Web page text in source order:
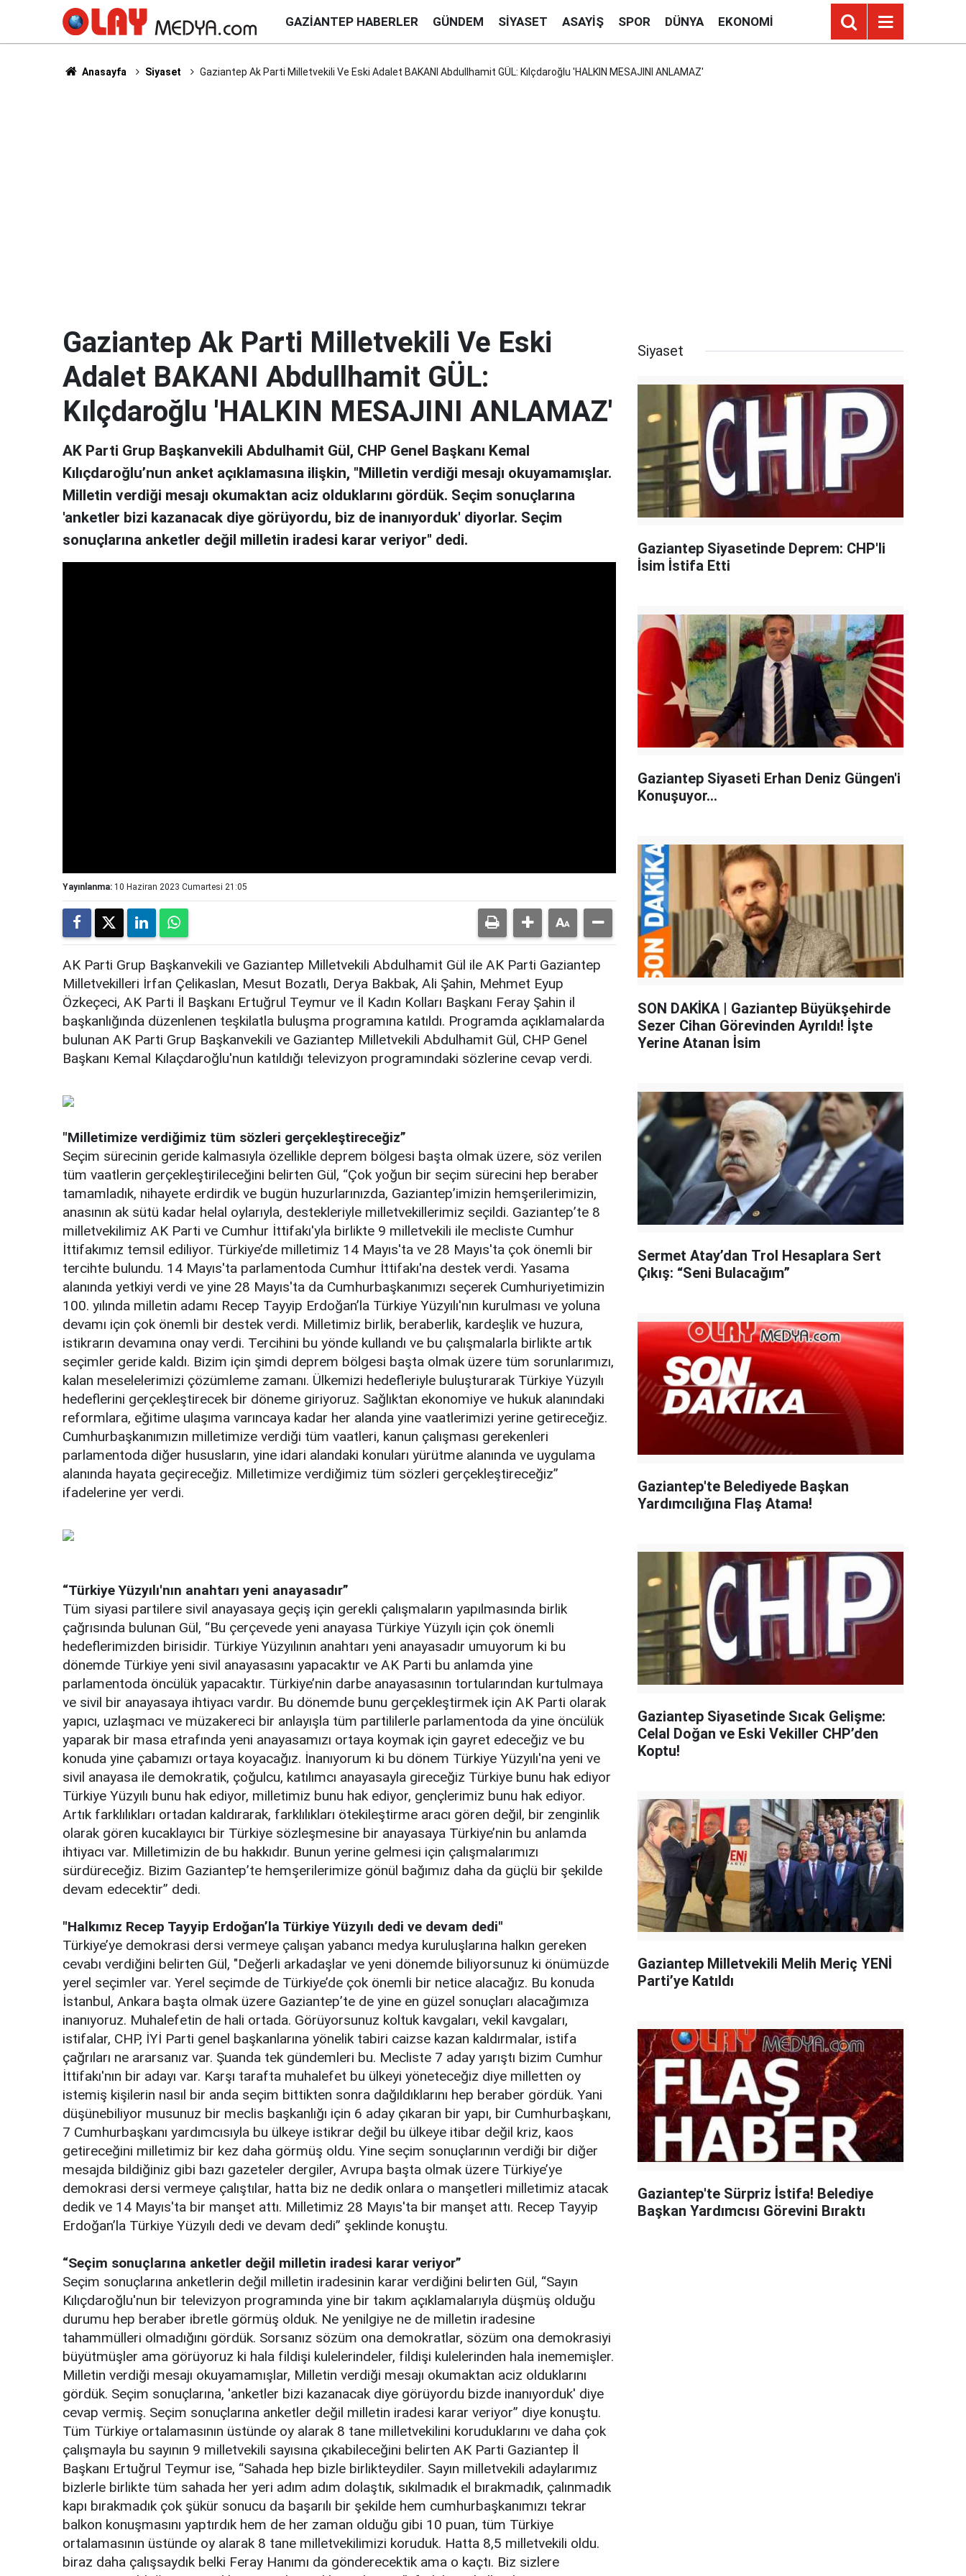
GAZIANTEP HABERLER GÜNDEM SIYASET ASAYIŞ SPOR DÜNYA EKONOMI
Anasayfa Siyaset Gaziantep Ak Parti Milletvekili Ve Eski Adalet BAKANI Abdullhamit GÜL: Kılçdaroğlu 'HALKIN MESAJINI ANLAMAZ'
Gaziantep Ak Parti Milletvekili Ve Eski
Adalet BAKANI Abdullhamit GÜL:
Kılçdaroğlu 'HALKIN MESAJINI ANLAMAZ'
AK Parti Grup Başkanvekili Abdulhamit Gül, CHP Genel Başkanı Kemal
Kılıçdaroğlu’nun anket açıklamasına ilişkin, "Milletin verdiği mesajı okuyamamışlar.
Milletin verdiği mesajı okumaktan aciz olduklarını gördük. Seçim sonuçlarına
'anketler bizi kazanacak diye görüyordu, biz de inanıyorduk' diyorlar. Seçim
sonuçlarına anketler değil milletin iradesi karar veriyor" dedi.
Yayınlanma: 10 Haziran 2023 Cumartesi 21:05
AK Parti Grup Başkanvekili ve Gaziantep Milletvekili Abdulhamit Gül ile AK Parti Gaziantep
Milletvekilleri İrfan Çelikaslan, Mesut Bozatlı, Derya Bakbak, Ali Şahin, Mehmet Eyup
Özkeçeci, AK Parti İl Başkanı Ertuğrul Teymur ve İl Kadın Kolları Başkanı Feray Şahin il
başkanlığında düzenlenen teşkilatla buluşma programına katıldı. Programda açıklamalarda
bulunan AK Parti Grup Başkanvekili ve Gaziantep Milletvekili Abdulhamit Gül, CHP Genel
Başkanı Kemal Kılaçdaroğlu'nun katıldığı televizyon programındaki sözlerine cevap verdi.
"Milletimize verdiğimiz tüm sözleri gerçekleştireceğiz”
Seçim sürecinin geride kalmasıyla özellikle deprem bölgesi başta olmak üzere, söz verilen
tüm vaatlerin gerçekleştirileceğini belirten Gül, “Çok yoğun bir seçim sürecini hep beraber
tamamladık, nihayete erdirdik ve bugün huzurlarınızda, Gaziantep’imizin hemşerilerimizin,
anasının ak sütü kadar helal oylarıyla, destekleriyle milletvekillerimiz seçildi. Gaziantep’te 8
milletvekilimiz AK Parti ve Cumhur İttifakı'yla birlikte 9 milletvekili ile mecliste Cumhur
İttifakımız temsil ediliyor. Türkiye’de milletimiz 14 Mayıs'ta ve 28 Mayıs'ta çok önemli bir
tercihte bulundu. 14 Mayıs'ta parlamentoda Cumhur İttifakı'na destek verdi. Yasama
alanında yetkiyi verdi ve yine 28 Mayıs'ta da Cumhurbaşkanımızı seçerek Cumhuriyetimizin
100. yılında milletin adamı Recep Tayyip Erdoğan’la Türkiye Yüzyılı'nın kurulması ve yoluna
devamı için çok önemli bir destek verdi. Milletimiz birlik, beraberlik, kardeşlik ve huzura,
istikrarın devamına onay verdi. Tercihini bu yönde kullandı ve bu çalışmalarla birlikte artık
seçimler geride kaldı. Bizim için şimdi deprem bölgesi başta olmak üzere tüm sorunlarımızı,
kalan meselelerimizi çözümleme zamanı. Ülkemizi hedefleriyle buluşturarak Türkiye Yüzyılı
hedeflerini gerçekleştirecek bir döneme giriyoruz. Sağlıktan ekonomiye ve hukuk alanındaki
reformlara, eğitime ulaşıma varıncaya kadar her alanda yine vaatlerimizi yerine getireceğiz.
Cumhurbaşkanımızın milletimize verdiği tüm vaatleri, kanun çalışması gerekenleri
parlamentoda diğer hususların, yine idari alandaki konuları yürütme alanında ve uygulama
alanında hayata geçireceğiz. Milletimize verdiğimiz tüm sözleri gerçekleştireceğiz”
ifadelerine yer verdi.
“Türkiye Yüzyılı'nın anahtarı yeni anayasadır”
Tüm siyasi partilere sivil anayasaya geçiş için gerekli çalışmaların yapılmasında birlik
çağrısında bulunan Gül, “Bu çerçevede yeni anayasa Türkiye Yüzyılı için çok önemli
hedeflerimizden birisidir. Türkiye Yüzyılının anahtarı yeni anayasadır umuyorum ki bu
dönemde Türkiye yeni sivil anayasasını yapacaktır ve AK Parti bu anlamda yine
parlamentoda öncülük yapacaktır. Türkiye’nin darbe anayasasının tortularından kurtulmaya
ve sivil bir anayasaya ihtiyacı vardır. Bu dönemde bunu gerçekleştirmek için AK Parti olarak
yapıcı, uzlaşmacı ve müzakereci bir anlayışla tüm partililerle parlamentoda da yine öncülük
yaparak bir masa etrafında yeni anayasamızı ortaya koymak için gayret edeceğiz ve bu
konuda yine çabamızı ortaya koyacağız. İnanıyorum ki bu dönem Türkiye Yüzyılı'na yeni ve
sivil anayasa ile demokratik, çoğulcu, katılımcı anayasayla gireceğiz Türkiye bunu hak ediyor
Türkiye Yüzyılı bunu hak ediyor, milletimiz bunu hak ediyor, gençlerimiz bunu hak ediyor.
Artık farklılıkları ortadan kaldırarak, farklılıkları ötekileştirme aracı gören değil, bir zenginlik
olarak gören kucaklayıcı bir Türkiye sözleşmesine bir anayasaya Türkiye’nin bu anlamda
ihtiyacı var. Milletimizin de bu hakkıdır. Bunun yerine gelmesi için çalışmalarımızı
sürdüreceğiz. Bizim Gaziantep’te hemşerilerimize gönül bağımız daha da güçlü bir şekilde
devam edecektir” dedi.
"Halkımız Recep Tayyip Erdoğan’la Türkiye Yüzyılı dedi ve devam dedi"
Türkiye’ye demokrasi dersi vermeye çalışan yabancı medya kuruluşlarına halkın gereken
cevabı verdiğini belirten Gül, "Değerli arkadaşlar ve yeni dönemde biliyorsunuz ki önümüzde
yerel seçimler var. Yerel seçimde de Türkiye’de çok önemli bir netice alacağız. Bu konuda
İstanbul, Ankara başta olmak üzere Gaziantep’te de yine en güzel sonuçları alacağımıza
inanıyoruz. Muhalefetin de hali ortada. Görüyorsunuz koltuk kavgaları, vekil kavgaları,
istifalar, CHP, İYİ Parti genel başkanlarına yönelik tabiri caizse kazan kaldırmalar, istifa
çağrıları ne ararsanız var. Şuanda tek gündemleri bu. Mecliste 7 aday yarıştı bizim Cumhur
İttifakı'nın bir adayı var. Karşı tarafta muhalefet bu ülkeyi yöneteceğiz diye milletten oy
istemiş kişilerin nasıl bir anda seçim bittikten sonra dağıldıklarını hep beraber gördük. Yani
düşünebiliyor musunuz bir meclis başkanlığı için 6 aday çıkaran bir yapı, bir Cumhurbaşkanı,
7 Cumhurbaşkanı yardımcısıyla bu ülkeye istikrar değil bu ülkeye itibar değil kriz, kaos
getireceğini milletimiz bir kez daha görmüş oldu. Yine seçim sonuçlarının verdiği bir diğer
mesajda bildiğiniz gibi bazı gazeteler dergiler, Avrupa başta olmak üzere Türkiye’ye
demokrasi dersi vermeye çalıştılar, hatta biz ne dedik onlara o manşetleri milletimiz atacak
dedik ve 14 Mayıs'ta bir manşet attı. Milletimiz 28 Mayıs'ta bir manşet attı. Recep Tayyip
Erdoğan’la Türkiye Yüzyılı dedi ve devam dedi” şeklinde konuştu.
“Seçim sonuçlarına anketler değil milletin iradesi karar veriyor”
Seçim sonuçlarına anketlerin değil milletin iradesinin karar verdiğini belirten Gül, “Sayın
Kılıçdaroğlu'nun bir televizyon programında yine bir takım açıklamalarıyla düşmüş olduğu
durumu hep beraber ibretle görmüş olduk. Ne yenilgiye ne de milletin iradesine
tahammülleri olmadığını gördük. Sorsanız sözüm ona demokratlar, sözüm ona demokrasiyi
büyütmüşler ama görüyoruz ki hala fildişi kulelerindeler, fildişi kulelerinden hala inememişler.
Milletin verdiği mesajı okuyamamışlar, Milletin verdiği mesajı okumaktan aciz olduklarını
gördük. Seçim sonuçlarına, 'anketler bizi kazanacak diye görüyordu bizde inanıyorduk' diye
cevap vermiş. Seçim sonuçlarına anketler değil milletin iradesi karar veriyor” diye konuştu.
Tüm Türkiye ortalamasının üstünde oy alarak 8 tane milletvekilini koruduklarını ve daha çok
çalışmayla bu sayının 9 milletvekili sayısına çıkabileceğini belirten AK Parti Gaziantep İl
Başkanı Ertuğrul Teymur ise, “Sahada hep bizle birlikteydiler. Sayın milletvekili adaylarımız
bizlerle birlikte tüm sahada her yeri adım adım dolaştık, sıkılmadık el bırakmadık, çalınmadık
kapı bırakmadık çok şükür sonucu da başarılı bir şekilde hem cumhurbaşkanımızı tekrar
balkon konuşmasını yaptırdık hem de her zaman olduğu gibi 10 puan, tüm Türkiye
ortalamasının üstünde oy alarak 8 tane milletvekilimizi koruduk. Hatta 8,5 milletvekili oldu.
biraz daha çalışsaydık belki Feray Hanımı da gönderecektik ama o kaçtı. Biz sizlere
Siyaset
Gaziantep Siyasetinde Deprem: CHP'li
İsim İstifa Etti
Gaziantep Siyaseti Erhan Deniz Güngen'i
Konuşuyor...
SON DAKİKA | Gaziantep Büyükşehirde
Sezer Cihan Görevinden Ayrıldı! İşte
Yerine Atanan İsim
Sermet Atay’dan Trol Hesaplara Sert
Çıkış: “Seni Bulacağım”
Gaziantep'te Belediyede Başkan
Yardımcılığına Flaş Atama!
Gaziantep Siyasetinde Sıcak Gelişme:
Celal Doğan ve Eski Vekiller CHP’den
Koptu!
Gaziantep Milletvekili Melih Meriç YENİ
Parti’ye Katıldı
Gaziantep'te Sürpriz İstifa! Belediye
Başkan Yardımcısı Görevini Bıraktı